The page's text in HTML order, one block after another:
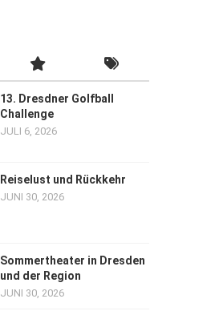
13. Dresdner Golfball
Challenge
JULI 6, 2026
Reiselust und Rückkehr
JUNI 30, 2026
Sommertheater in Dresden
und der Region
JUNI 30, 2026